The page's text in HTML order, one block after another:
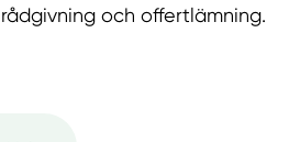
rådgivning och offertlämning.